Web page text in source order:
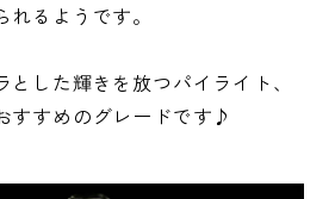
るようです。
した輝きを放つパイライト、
すすめのグレードです♪